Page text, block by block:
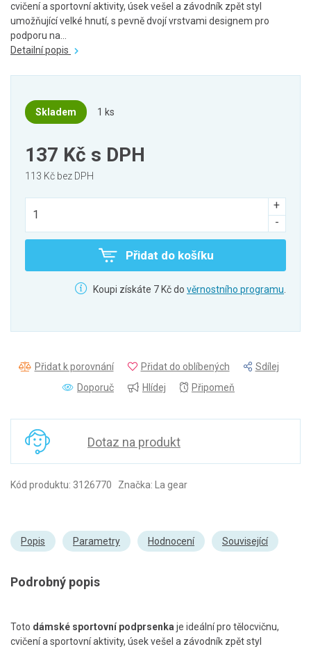
cvičení a sportovní aktivity, úsek vešel a závodník zpět styl
umožňující velké hnutí, s pevně dvojí vrstvami designem pro
podporu na...
Detailní popis
Skladem 1 ks
137 Kč s DPH
113 Kč bez DPH
Přidat do košíku
Koupi získáte 7 Kč do věrnostního programu
Přidat k porovnání Přidat do oblíbených
Sdílej
Doporuč
Hlídej Připomeň
Dotaz na produkt
Kód produktu: 3126770 Značka: La gear
Popis Parametry Hodnocení Související
Podrobný popis
Toto dámské sportovní podprsenka je ideální pro tělocvičnu,
cvičení a sportovní aktivity, úsek vešel a závodník zpět styl